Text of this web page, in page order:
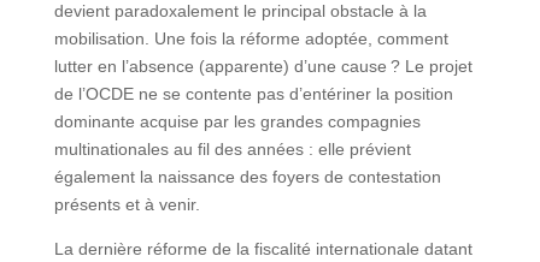
devient paradoxalement le principal obstacle à la
mobilisation. Une fois la réforme adoptée, comment
lutter en l’absence (apparente) d’une cause ? Le projet
de l’OCDE ne se contente pas d’entériner la position
dominante acquise par les grandes compagnies
multinationales au fil des années : elle prévient
également la naissance des foyers de contestation
présents et à venir.
La dernière réforme de la fiscalité internationale datant